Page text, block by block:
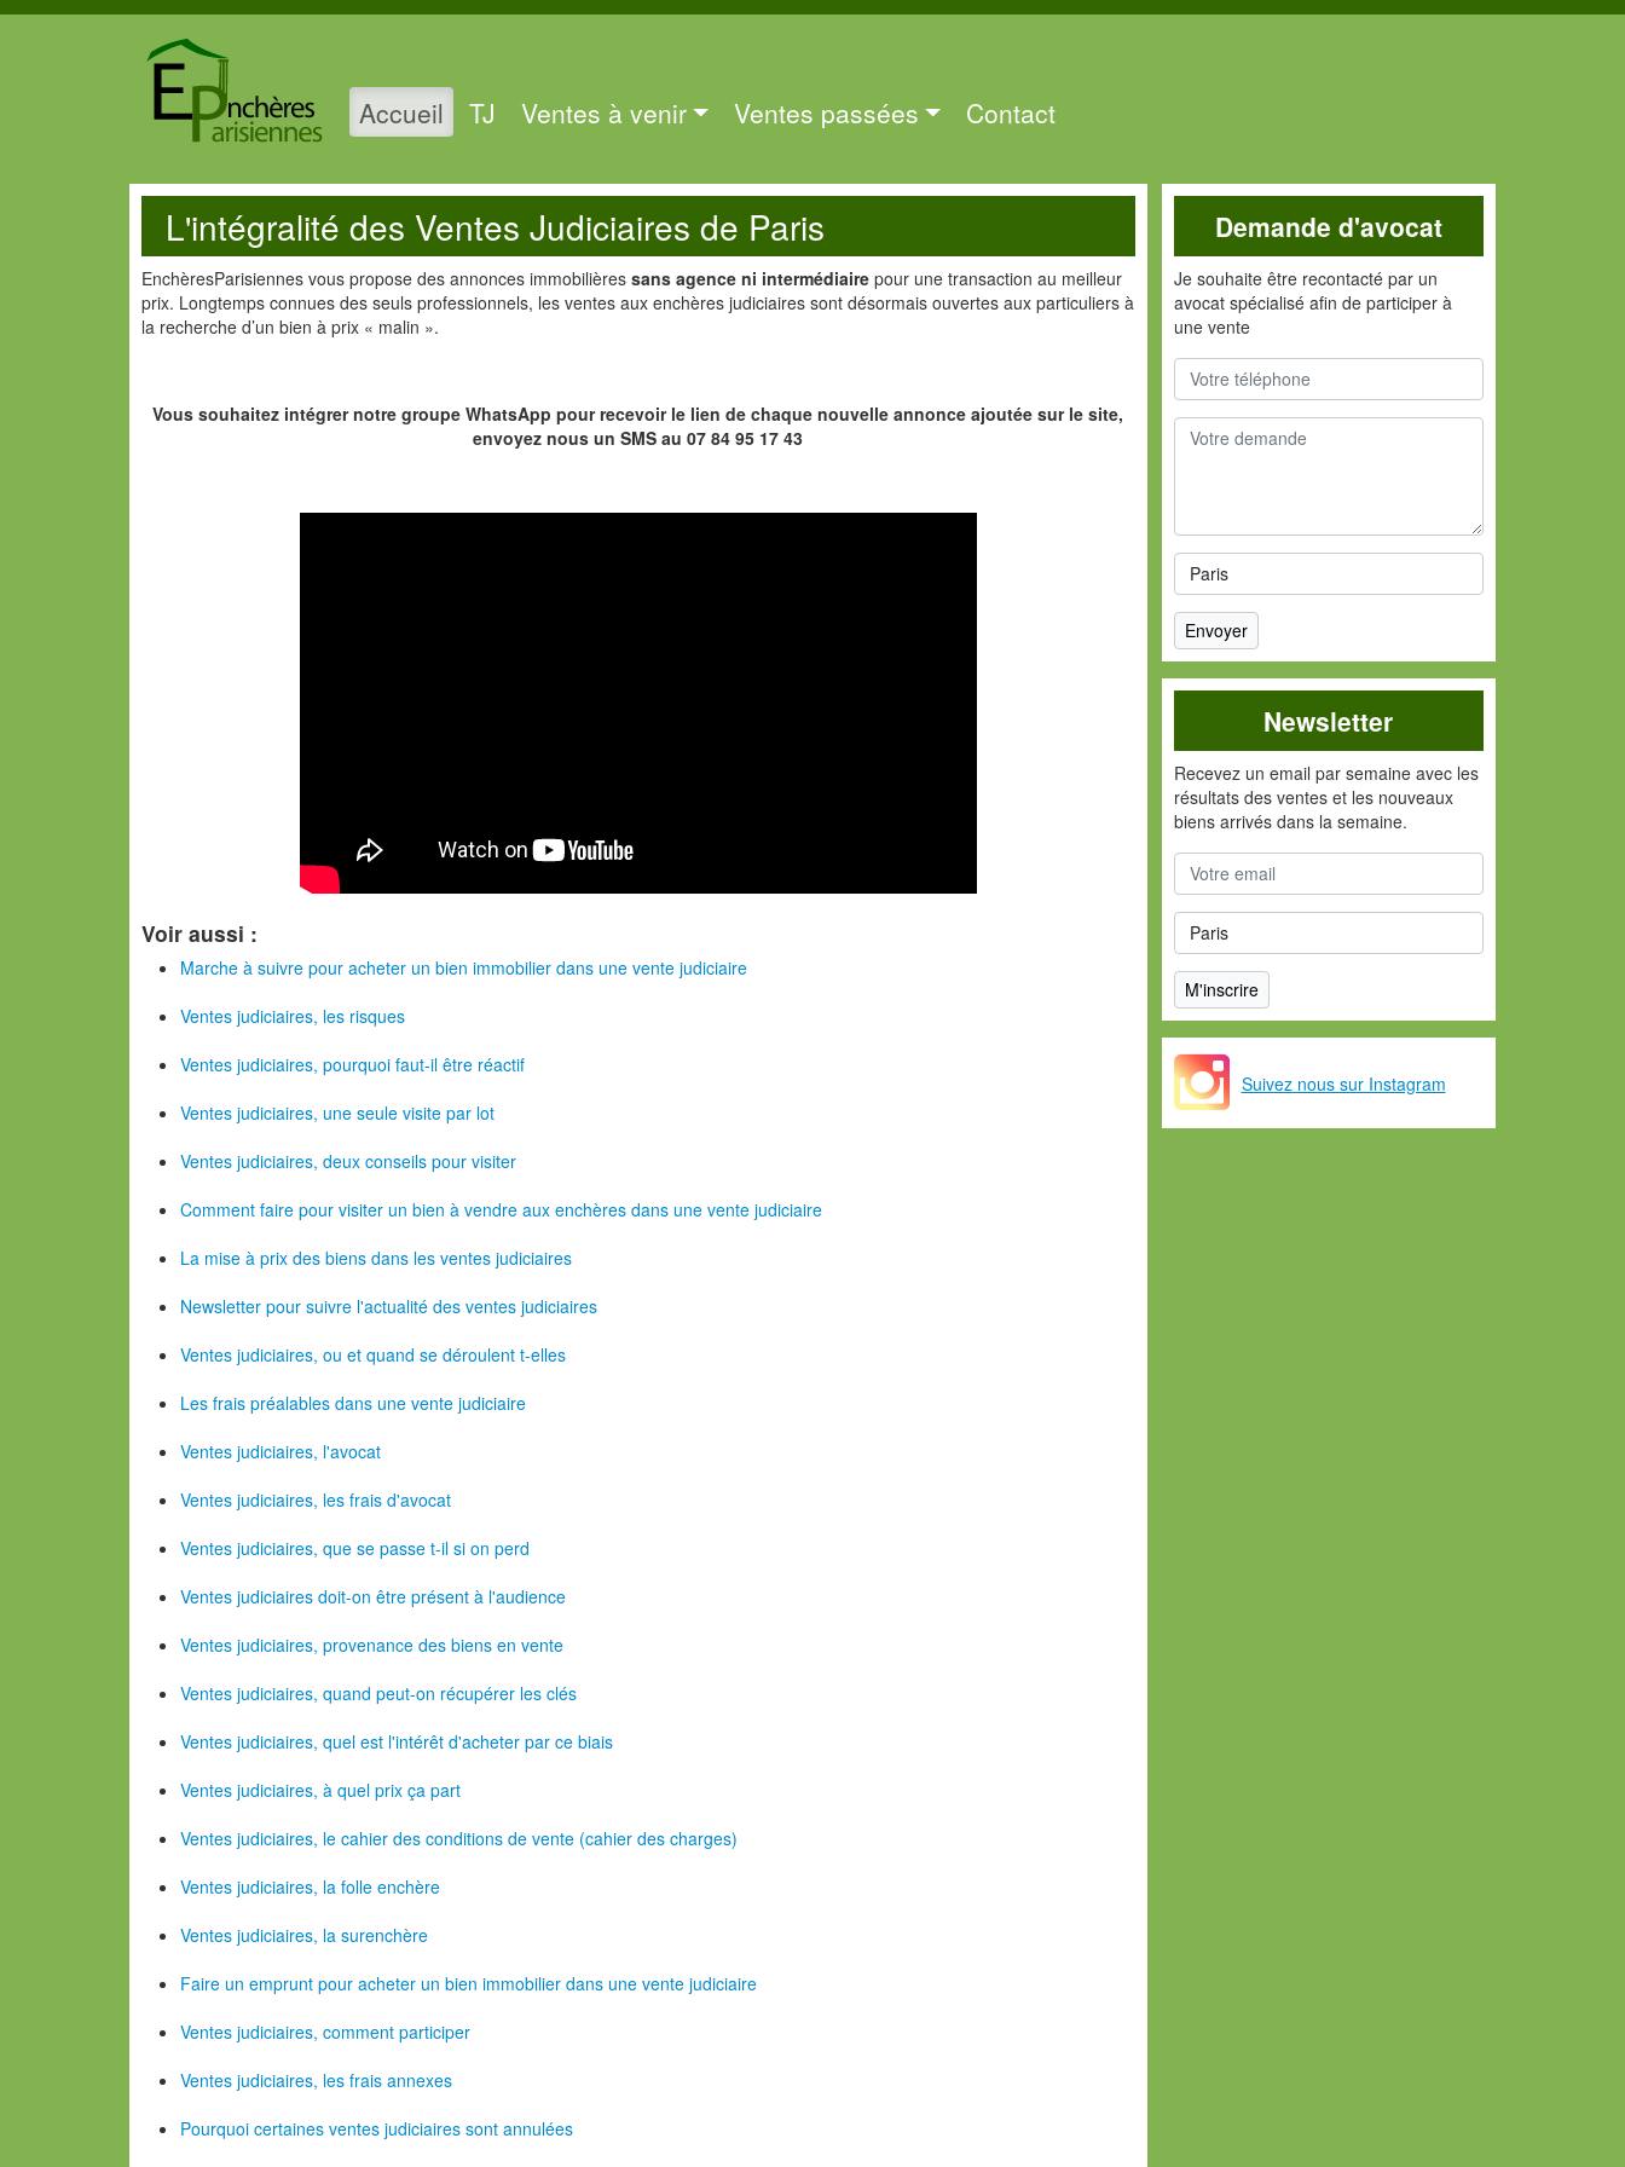
Accueil TJ Ventes à venir Ventes passées Contact
L'intégralité des Ventes Judiciaires de Paris
EnchèresParisiennes vous propose des annonces immobilières sans agence ni intermédiaire pour une transaction au meilleur
prix. Longtemps connues des seuls professionnels, les ventes aux enchères judiciaires sont désormais ouvertes aux particuliers à
la recherche d’un bien à prix « malin ».
Vous souhaitez intégrer notre groupe WhatsApp pour recevoir le lien de chaque nouvelle annonce ajoutée sur le site,
envoyez nous un SMS au07 84 95 17 43
Voir aussi :
Marche à suivre pour acheter un bien immobilier dans une vente judiciaire
Ventes judiciaires, les risques
Ventes judiciaires, pourquoi faut-il être réactif
Ventes judiciaires, une seule visite par lot
Ventes judiciaires, deux conseils pour visiter
Comment faire pour visiter un bien à vendre aux enchères dans une vente judiciaire
La mise à prix des biens dans les ventes judiciaires
Newsletter pour suivre l'actualité des ventes judiciaires
Ventes judiciaires, ou et quand se déroulent t-elles
Les frais préalables dans une vente judiciaire
Ventes judiciaires, l'avocat
Ventes judiciaires, les frais d'avocat
Ventes judiciaires, que se passe t-il si on perd
Ventes judiciaires doit-on être présent à l'audience
Ventes judiciaires, provenance des biens en vente
Ventes judiciaires, quand peut-on récupérer les clés
Ventes judiciaires, quel est l'intérêt d'acheter par ce biais
Ventes judiciaires, à quel prix ça part
Ventes judiciaires, le cahier des conditions de vente (cahier des charges)
Ventes judiciaires, la folle enchère
Ventes judiciaires, la surenchère
Faire un emprunt pour acheter un bien immobilier dans une vente judiciaire
Ventes judiciaires, comment participer
Ventes judiciaires, les frais annexes
Pourquoi certaines ventes judiciaires sont annulées
Demande d'avocat
Je souhaite être recontacté par un
avocat spécialisé afin de participer à
une vente
Newsletter
Recevez un email par semaine avec les
résultats des ventes et les nouveaux
biens arrivés dans la semaine.
Suivez nous sur Instagram